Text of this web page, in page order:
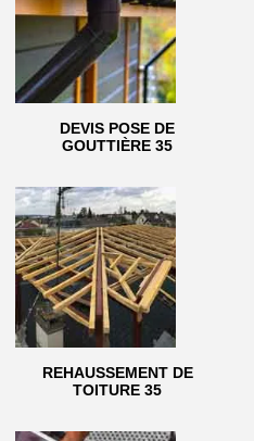
DEVIS POSE DE
GOUTTIÈRE 35
REHAUSSEMENT DE
TOITURE 35